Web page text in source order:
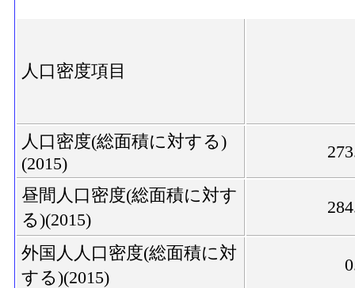
人口密度項目
人口密度(総面積に対する)
(2015)
昼間人口密度(総面積に対す
る)(2015)
外国人人口密度(総面積に対
する)(2015)